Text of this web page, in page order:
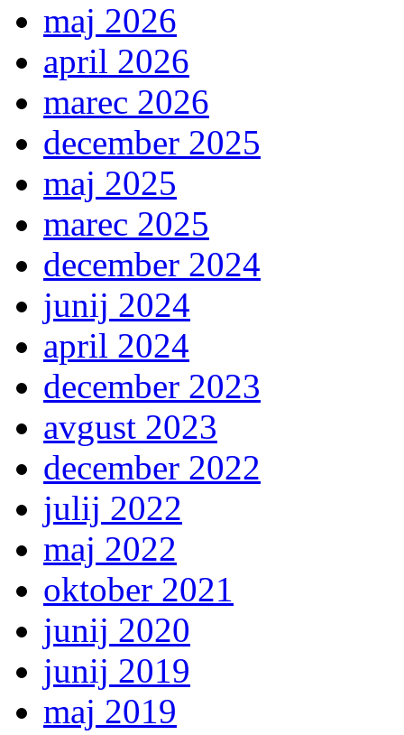
maj 2026
april 2026
marec 2026
december 2025
maj 2025
marec 2025
december 2024
junij 2024
april 2024
december 2023
avgust 2023
december 2022
julij 2022
maj 2022
oktober 2021
junij 2020
junij 2019
maj 2019